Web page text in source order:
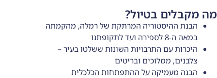
המרתקת של רמלה, מהקמתה
השונות ששלטו בעיר –
ובריטים
ההתפתחות הכלכלית